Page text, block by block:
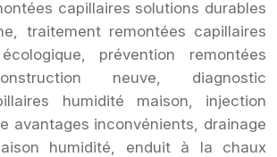
capillaires solutions durables
traitement remontées capillaires
prévention remontées
neuve, diagnostic
humidité maison, injection
avantages inconvénients, drainage
humidité, enduit à la chaux